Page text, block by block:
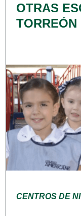
OTRAS
TORREÓN
CENTROS DE